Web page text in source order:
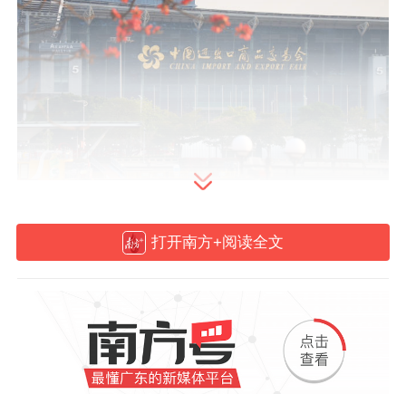
全球产业链重构中，“中国制造”仍是不可撼
广东参展企业占全国1/5，高新技术企业占比
超60%，日均新增亿元级订单的粤企不在少
打开南方+阅读全文